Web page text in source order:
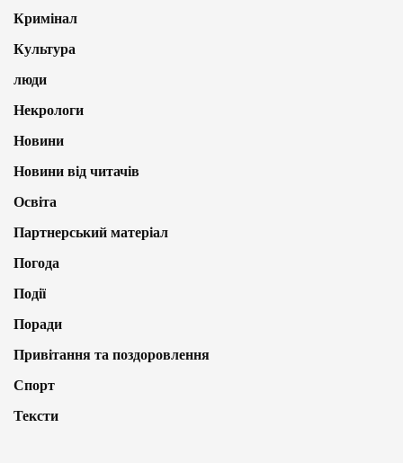
Кримінал
Культура
люди
Некрологи
Новини
Новини від читачів
Освіта
Партнерський матеріал
Погода
Події
Поради
Привітання та поздоровлення
Спорт
Тексти